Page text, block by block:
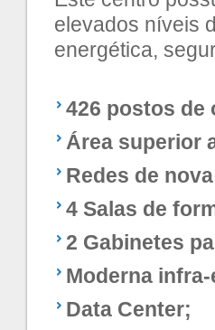
elevados níveis
energética,
426 postos de
Área superior
Redes de
4 Salas de
2 Gabinetes
Moderna
Data Center;